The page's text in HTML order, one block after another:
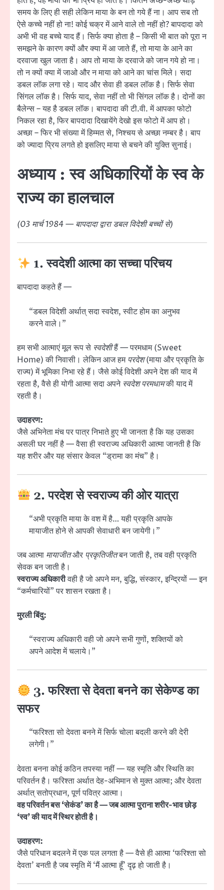
समय के लिए ही सही लेकिन माया के बन तो गये हैं ना। आप सब तो
ऐसे कच्चे नहीं हो ना! कोई चक्र में आने वाले तो नहीं हो? बापदादा को
अभी भी वह बच्चे याद हैं। सिर्फ क्या होता है – किसी भी बात को पूरा न
समझने के कारण क्यों और क्या में आ जाते हैं, तो माया के आने का
दरवाजा खुल जाता है। आप तो माया के दरवाजे को जान गये हो ना।
तो न क्यों क्या में जाओ और न माया को आने का चांस मिले। सदा
डबल लॉक लगा रहे। याद और सेवा ही डबल लॉक है। सिर्फ सेवा
सिंगल लॉक है। सिर्फ याद, सेवा नहीं तो भी सिंगल लॉक है। दोनों का
बैलेन्स – यह है डबल लॉक। बापदादा की टी.वी. में आपका फोटो
निकल रहा है, फिर बापदादा दिखायेंगे देखो इस फोटो में आप हो।
अच्छा – फिर भी संख्या में हिम्मत से, निश्चय से अच्छा नम्बर है। बाप
को ज्यादा प्रिय लगते हो इसलिए माया से बचने की युक्ति सुनाई।
अध्याय : स्व अधिकारियों के स्व के
राज्य का हालचाल
(03 मार्च 1984 — बापदादा द्वारा डबल विदेशी बच्चों से)
1. स्वदेशी आत्मा का सच्चा परिचय
बापदादा कहते हैं —
“डबल विदेशी अर्थात् सदा स्वदेश, स्वीट होम का अनुभव
करने वाले।”
हम सभी आत्माएं मूल रूप से स्वदेशीहैं — परमधाम (Sweet
Home) की निवासी। लेकिन आज हम परदेश(माया और प्रकृति के
राज्य) में भूमिका निभा रहे हैं। जैसे कोई विदेशी अपने देश की याद में
रहता है, वैसे ही योगी आत्मा सदा अपने स्वदेश परमधामकी याद में
रहती है।
उदाहरण:
जैसे अभिनेता मंच पर पात्र निभाते हुए भी जानता है कि यह उसका
असली घर नहीं है — वैसा ही स्वराज्य अधिकारी आत्मा जानती है कि
यह शरीर और यह संसार केवल “ड्रामा का मंच” है।
2. परदेश से स्वराज्य की ओर यात्रा
“अभी प्रकृति माया के वश में है… यही प्रकृति आपके
मायाजीत होने से आपकी सेवाधारी बन जायेगी।”
जब आत्मा मायाजीतऔर प्रकृतिजीतबन जाती है, तब वही प्रकृति
सेवक बन जाती है।
स्वराज्य अधिकारीवही है जो अपने मन, बुद्धि, संस्कार, इन्द्रियों — इन
“कर्मचारियों” पर शासन रखता है।
मुरली बिंदु:
“स्वराज्य अधिकारी वही जो अपने सभी गुणों, शक्तियों को
अपने आदेश में चलाये।”
3. फरिश्ता से देवता बनने का सेकेण्ड का
सफर
“फरिश्ता सो देवता बनने में सिर्फ चोला बदली करने की देरी
लगेगी।”
देवता बनना कोई कठिन तपस्या नहीं — यह स्मृति और स्थिति का
परिवर्तन है। फरिश्ता अर्थात देह-अभिमान से मुक्त आत्मा; और देवता
अर्थात् सतोप्रधान, पूर्ण पवित्र आत्मा।
वह परिवर्तन बस ‘सेकंड’ का है — जब आत्मा पुराना शरीर-भाव छोड़
‘स्व’ की याद में स्थिर होती है।
उदाहरण:
जैसे परिधान बदलने में एक पल लगता है — वैसे ही आत्मा ‘फरिश्ता सो
देवता’ बनती है जब स्मृति में ‘मैं आत्मा हूँ’ दृढ़ हो जाती है।